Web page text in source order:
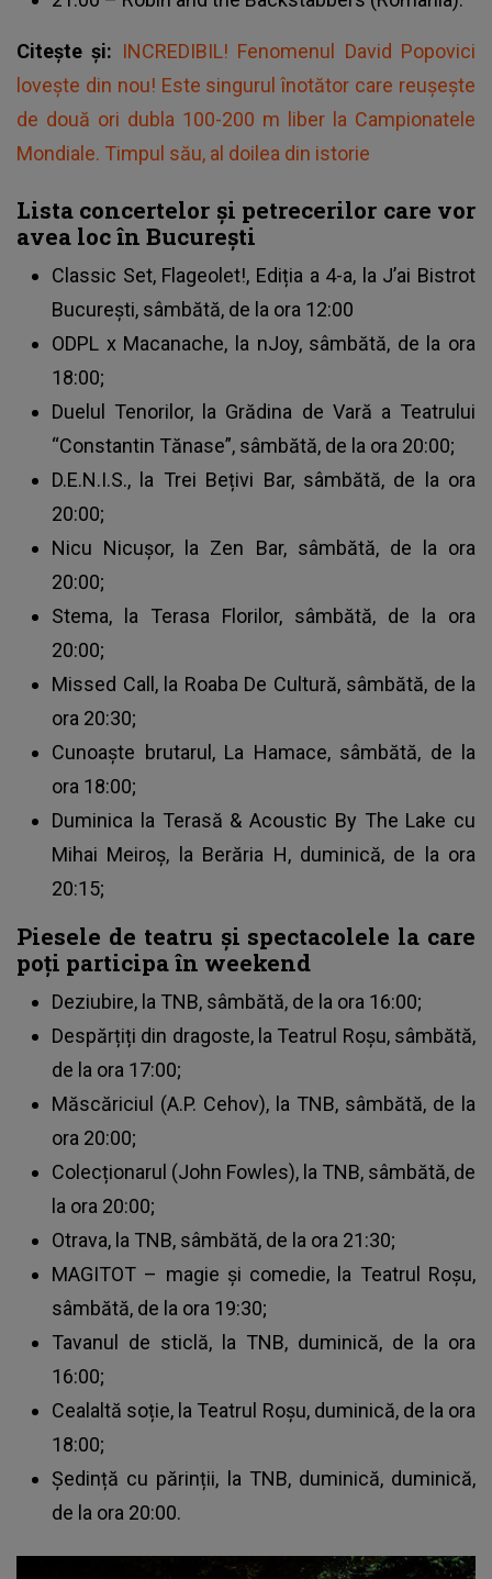
Citește și: INCREDIBIL! Fenomenul David Popovici
lovește din nou! Este singurul înotător care reuşeşte
de două ori dubla 100-200 m liber la Campionatele
Mondiale. Timpul său, al doilea din istorie
Lista concertelor și petrecerilor care vor
avea loc în București
Classic Set, Flageolet!, Ediția a 4-a, la J’ai Bistrot
București, sâmbătă, de la ora 12:00
ODPL x Macanache, la nJoy, sâmbătă, de la ora
18:00;
Duelul Tenorilor, la Grădina de Vară a Teatrului
“Constantin Tănase”, sâmbătă, de la ora 20:00;
D.E.N.I.S., la Trei Bețivi Bar, sâmbătă, de la ora
20:00;
Nicu Nicușor, la Zen Bar, sâmbătă, de la ora
20:00;
Stema, la Terasa Florilor, sâmbătă, de la ora
20:00;
Missed Call, la Roaba De Cultură, sâmbătă, de la
ora 20:30;
Cunoaște brutarul, La Hamace, sâmbătă, de la
ora 18:00;
Duminica la Terasă & Acoustic By The Lake cu
Mihai Meiroș, la Berăria H, duminică, de la ora
20:15;
Piesele de teatru și spectacolele la care
poți participa în weekend
Deziubire, la TNB, sâmbătă, de la ora 16:00;
Despărțiți din dragoste, la Teatrul Roșu, sâmbătă,
de la ora 17:00;
Măscăriciul (A.P. Cehov), la TNB, sâmbătă, de la
ora 20:00;
Colecționarul (John Fowles), la TNB, sâmbătă, de
la ora 20:00;
Otrava, la TNB, sâmbătă, de la ora 21:30;
MAGITOT – magie și comedie, la Teatrul Roșu,
sâmbătă, de la ora 19:30;
Tavanul de sticlă, la TNB, duminică, de la ora
16:00;
Cealaltă soție, la Teatrul Roșu, duminică, de la ora
18:00;
Ședință cu părinții, la TNB, duminică, duminică,
de la ora 20:00.